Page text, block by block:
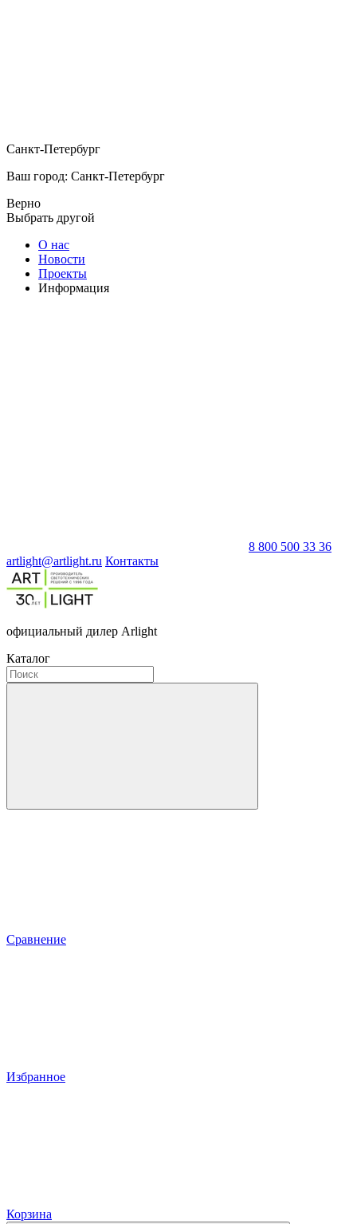
Санкт-Петербург
Ваш город: Санкт-Петербург
Верно
Выбрать другой
О нас
Новости
Проекты
Информация
8 800 500 33 36
artlight@artlight.ru Контакты
официальный дилер Arlight
Каталог
Сравнение
Избранное
Корзина